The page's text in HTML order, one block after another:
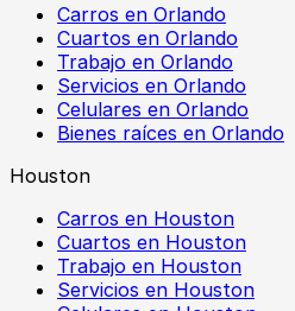
Carros en Orlando
Cuartos en Orlando
Trabajo en Orlando
Servicios en Orlando
Celulares en Orlando
Bienes raíces en Orlando
Houston
Carros en Houston
Cuartos en Houston
Trabajo en Houston
Servicios en Houston